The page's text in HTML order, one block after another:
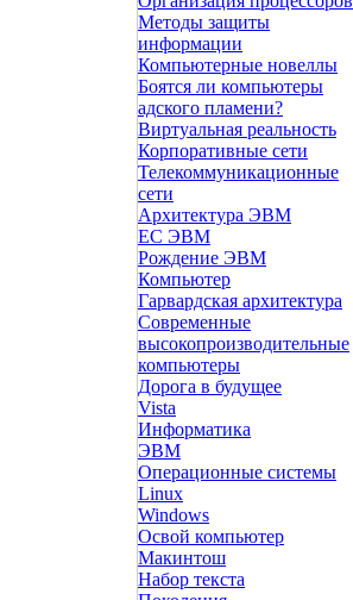
Методы защиты
информации
Компьютерные новеллы
Боятся ли компьютеры
адского пламени?
Виртуальная реальность
Корпоративные сети
Телекоммуникационные
сети
Архитектура ЭВМ
ЕС ЭВМ
Рождение ЭВМ
Компьютер
Гарвардская архитектура
Современные
высокопроизводительные
компьютеры
Дорога в будущее
Vista
Инфоpматика
ЭВМ
Операционные системы
Linux
Windows
Освой компьютер
Макинтош
Набор текста